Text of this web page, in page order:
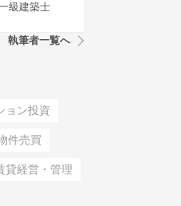
級建築士
執筆者一覧へ
ョン投資
件売買
貸経営・管理